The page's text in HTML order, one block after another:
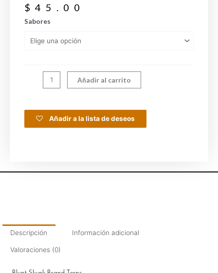
$ 45.00
Sabores
Añadir al carrito
Añadir a la lista de deseos
Descripción Información adicional
Valoraciones (0)